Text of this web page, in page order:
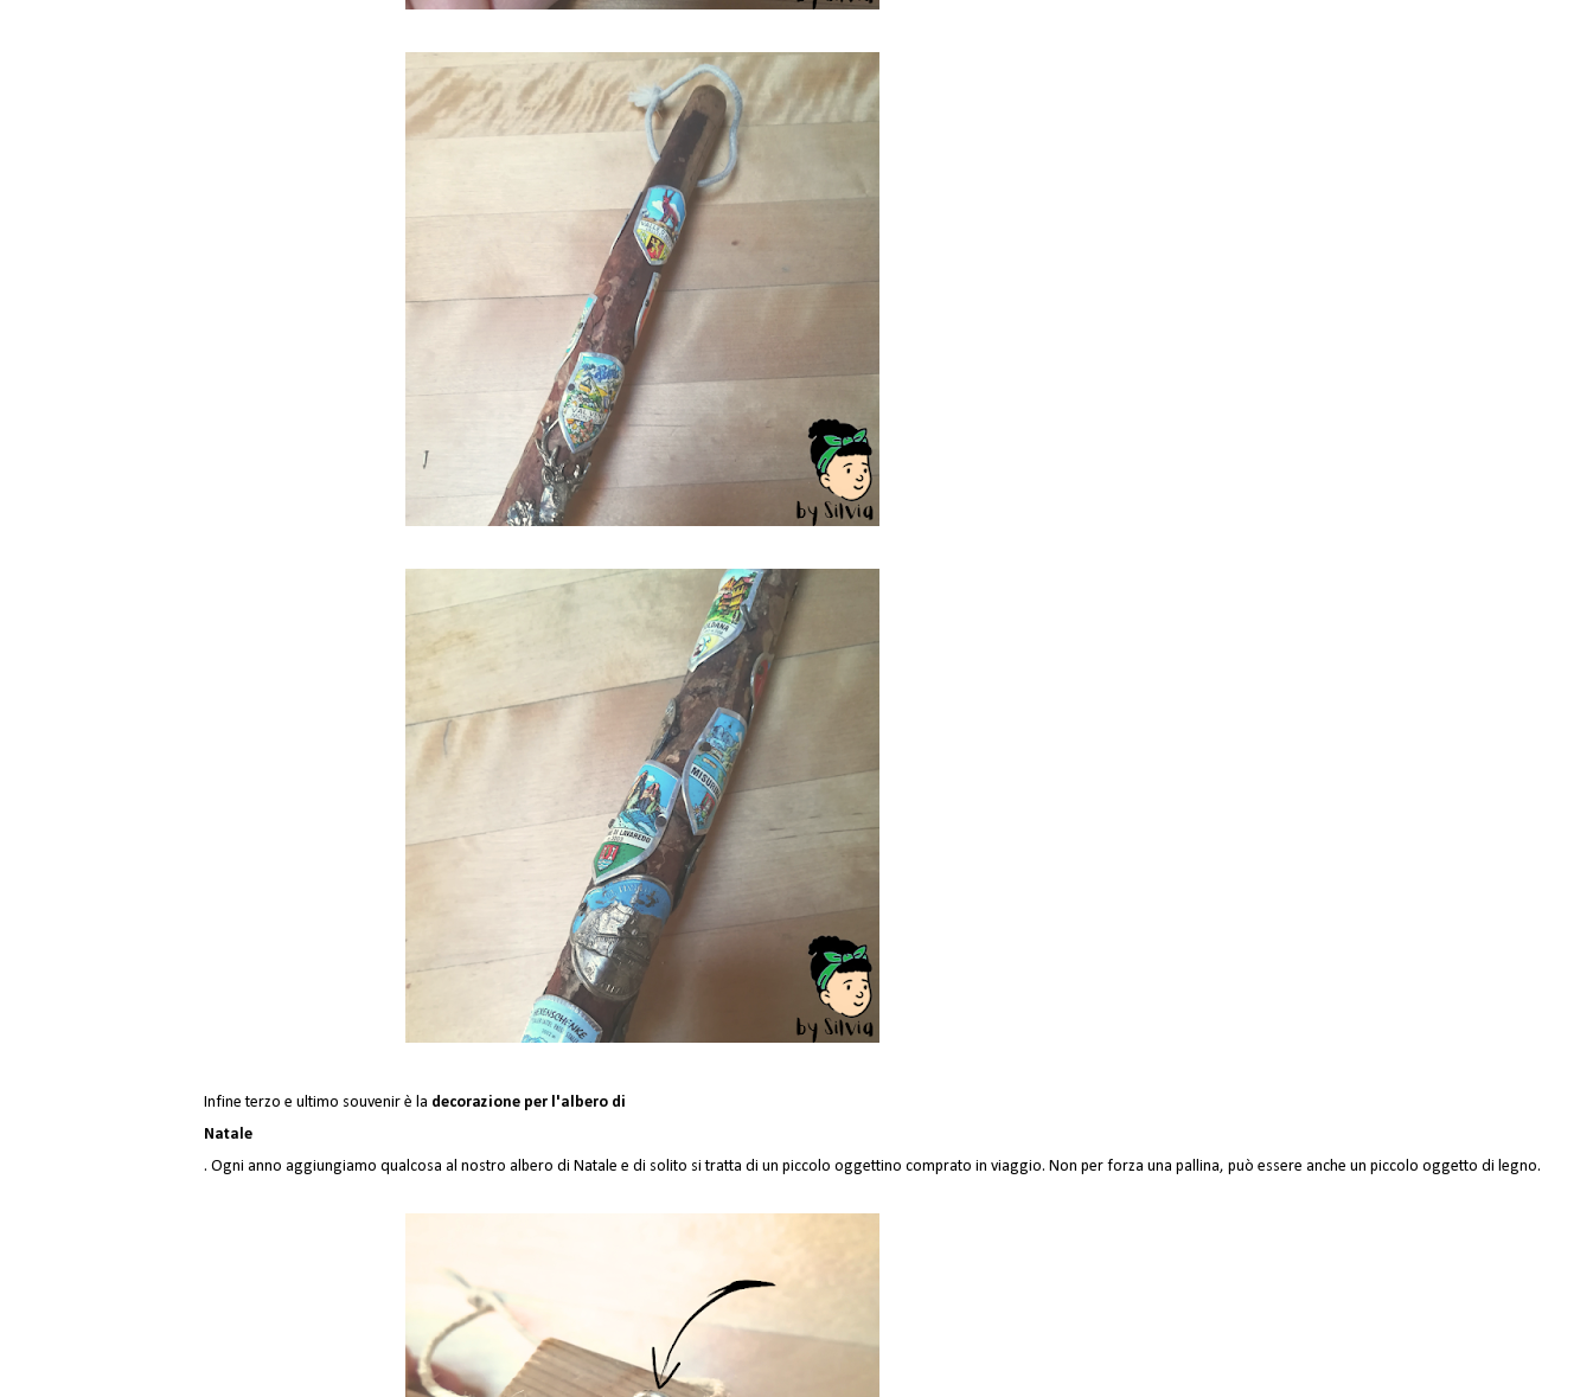
Infine terzo e ultimo souvenir è la decorazione per l'albero di
Natale
. Ogni anno aggiungiamo qualcosa al nostro albero di Natale e di solito si tratta di un piccolo oggettino comprato in viaggio. Non per forza una pallina, può essere anche un piccolo oggetto di legno.